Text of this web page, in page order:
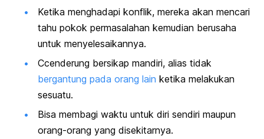
Ketika menghadapi konflik, mereka akan mencari
tahu pokok permasalahan kemudian berusaha
untuk menyelesaikannya.
Ccenderung bersikap mandiri, alias tidak
bergantung pada orang lain ketika melakukan
sesuatu.
Bisa membagi waktu untuk diri sendiri maupun
orang-orang yang disekitarnya.